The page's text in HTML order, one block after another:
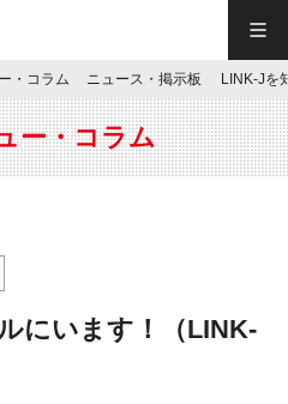
／EN
・コラム ニュース・掲示板 LINK-Jを
ー・コラム
にいます！（LINK-